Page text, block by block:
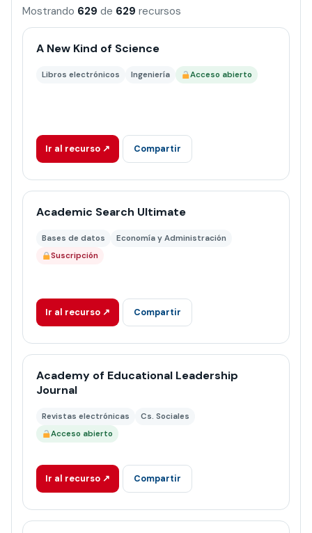
Mostrando 629 de 629 recursos
629 recursos encontrados
A New Kind of Science
Libros electrónicos Ingeniería Acceso abierto
Ir al recurso ↗ Compartir
Academic Search Ultimate
Bases de datos
Economía y Administración
Suscripción
Ir al recurso ↗ Compartir
Academy of Educational Leadership
Journal
Revistas electrónicas
Cs. Sociales
Acceso abierto
Ir al recurso ↗ Compartir